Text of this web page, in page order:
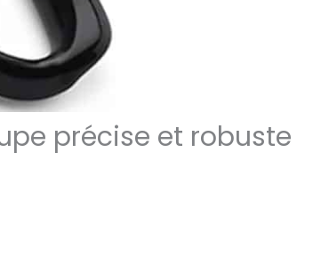
précise et robuste